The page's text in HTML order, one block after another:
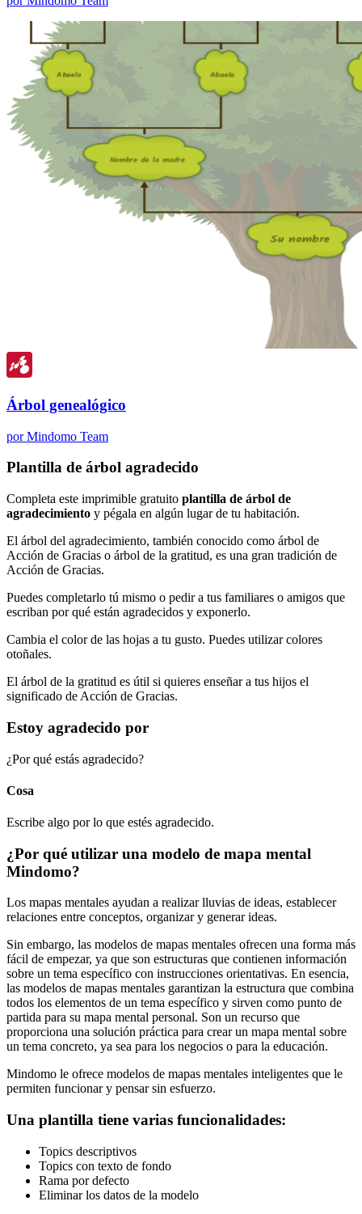
Árbol genealógico
por Mindomo Team
Plantilla de árbol agradecido
Completa este imprimible gratuito plantilla de árbol de
agradecimiento y pégala en algún lugar de tu habitación.
El árbol del agradecimiento, también conocido como árbol de
Acción de Gracias o árbol de la gratitud, es una gran tradición de
Acción de Gracias.
Puedes completarlo tú mismo o pedir a tus familiares o amigos que
escriban por qué están agradecidos y exponerlo.
Cambia el color de las hojas a tu gusto. Puedes utilizar colores
otoñales.
El árbol de la gratitud es útil si quieres enseñar a tus hijos el
significado de Acción de Gracias.
Estoy agradecido por
¿Por qué estás agradecido?
Cosa
Escribe algo por lo que estés agradecido.
¿Por qué utilizar una modelo de mapa mental
Mindomo?
Los mapas mentales ayudan a realizar lluvias de ideas, establecer
relaciones entre conceptos, organizar y generar ideas.
Sin embargo, las modelos de mapas mentales ofrecen una forma más
fácil de empezar, ya que son estructuras que contienen información
sobre un tema específico con instrucciones orientativas. En esencia,
las modelos de mapas mentales garantizan la estructura que combina
todos los elementos de un tema específico y sirven como punto de
partida para su mapa mental personal. Son un recurso que
proporciona una solución práctica para crear un mapa mental sobre
un tema concreto, ya sea para los negocios o para la educación.
Mindomo le ofrece modelos de mapas mentales inteligentes que le
permiten funcionar y pensar sin esfuerzo.
Una plantilla tiene varias funcionalidades:
Topics descriptivos
Topics con texto de fondo
Rama por defecto
Eliminar los datos de la modelo